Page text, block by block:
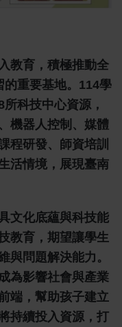
教育，積極推動全
重要基地。114學
科技中心資源，
機器人控制、媒體
程研發、師資培訓
活情境，展現臺南
文化底蘊與科技能
教育，期望讓學生
與問題解決能力。
為影響社會與產業
端，幫助孩子建立
持續投入資源，打